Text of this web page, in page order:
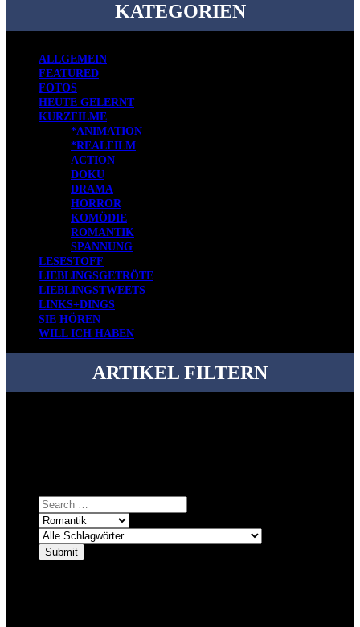
KATEGORIEN
ALLGEMEIN
FEATURED
FOTOS
HEUTE GELERNT
KURZFILME
*ANIMATION
*REALFILM
ACTION
DOKU
DRAMA
HORROR
KOMÖDIE
ROMANTIK
SPANNUNG
LESESTOFF
LIEBLINGSGETRÖTE
LIEBLINGSTWEETS
LINKS+DINGS
SIE HÖREN
WILL ICH HABEN
ARTIKEL FILTERN